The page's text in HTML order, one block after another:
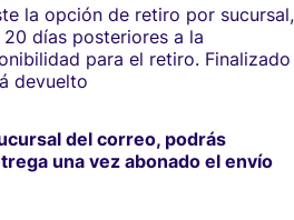
la opción de retiro por sucursal,
días posteriores a la
para el retiro. Finalizado
devuelto
del correo, podrás
una vez abonado el envío